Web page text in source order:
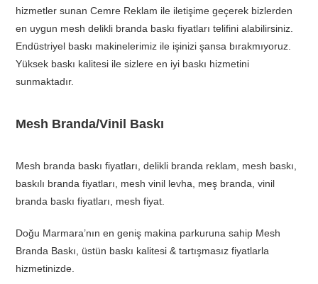
hizmetler sunan Cemre Reklam ile iletişime geçerek bizlerden
en uygun mesh delikli branda baskı fiyatları telifini alabilirsiniz.
Endüstriyel baskı makinelerimiz ile işinizi şansa bırakmıyoruz.
Yüksek baskı kalitesi ile sizlere en iyi baskı hizmetini
sunmaktadır.
Mesh Branda/Vinil Baskı
Mesh branda baskı fiyatları, delikli branda reklam, mesh baskı,
baskılı branda fiyatları, mesh vinil levha, meş branda, vinil
branda baskı fiyatları, mesh fiyat.
Doğu Marmara’nın en geniş makina parkuruna sahip Mesh
Branda Baskı, üstün baskı kalitesi & tartışmasız fiyatlarla
hizmetinizde.